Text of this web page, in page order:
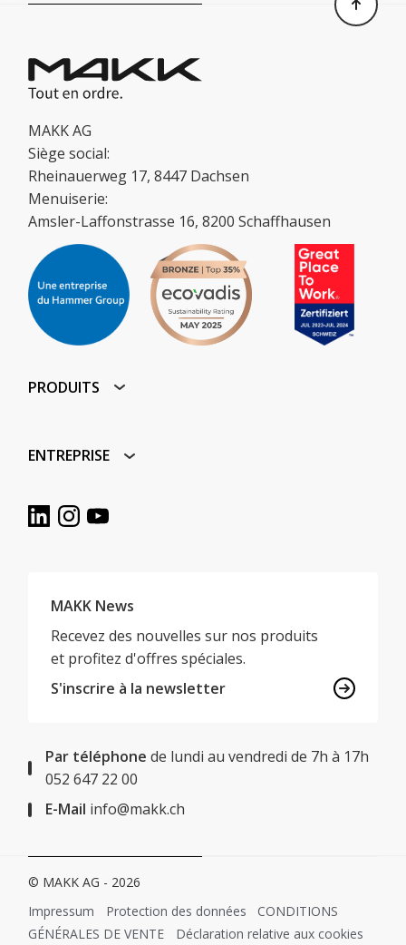
MAKK AG
Siège social:
Rheinauerweg 17, 8447 Dachsen
Menuiserie:
Amsler-Laffonstrasse 16, 8200 Schaffhausen
PRODUITS
ENTREPRISE
MAKK News
Recevez des nouvelles sur nos produits
et profitez d'offres spéciales.
S'inscrire à la newsletter
Par téléphone de lundi au vendredi de 7h à 17h
052 647 22 00
E-Mail info@makk.ch
© MAKK AG - 2026
Impressum
Protection des données
CONDITIONS
GÉNÉRALES DE VENTE
Déclaration relative aux cookies